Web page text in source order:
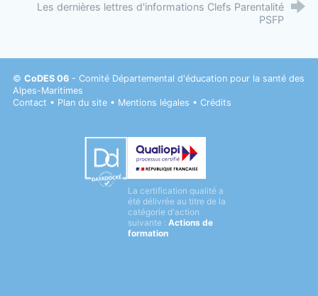
Les dernières lettres d'informations Clefs Parentalité
PSFP
© CoDES 06- Comité Départemental d'éducation pour la santé des
Alpes-Maritimes
Contact • Plan du site• Mentions légales • Crédits
Datadock
Qualiopi
La certification qualité a
été délivrée au titre de la
catégorie d'action
suivante : Actions de
formation